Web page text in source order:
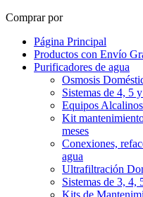
Comprar por
Página Principal
Productos con Envío
Purificadores de agua
Osmosis
Sistemas de 4, 5
Equipos Alcalinos
Kit
meses
Conexiones,
agua
Ultrafiltración
Sistemas de 3, 4,
Kits de